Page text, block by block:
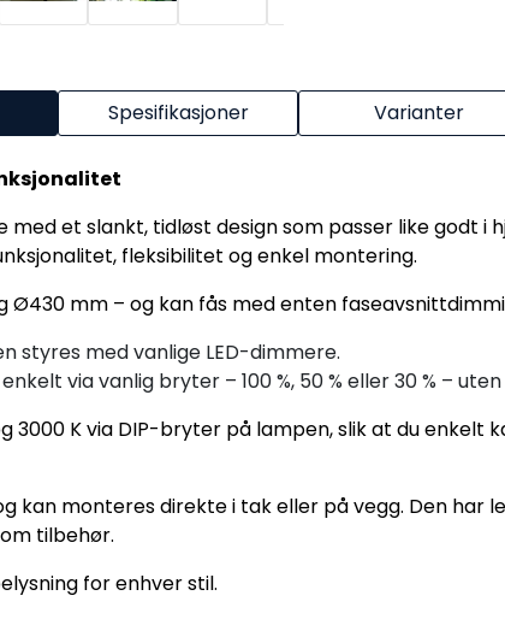
Spesifikasjoner Varianter
et slankt, tidløst design som passer like godt i
fleksibilitet og enkel montering.
Ø430 mm – og kan fås med enten
styres med vanlige LED-dimmere.
via vanlig bryter – 100 %, 50 % eller 30 % –
3000 K via DIP-bryter på lampen, slik at du enkelt
kan monteres direkte i tak eller på vegg. Den har
tilbehør.
for enhver stil.